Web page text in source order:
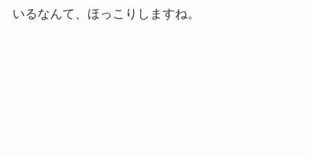
いるなんて、ほっこりしますね。